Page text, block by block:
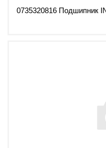
0735320816 Подшипник